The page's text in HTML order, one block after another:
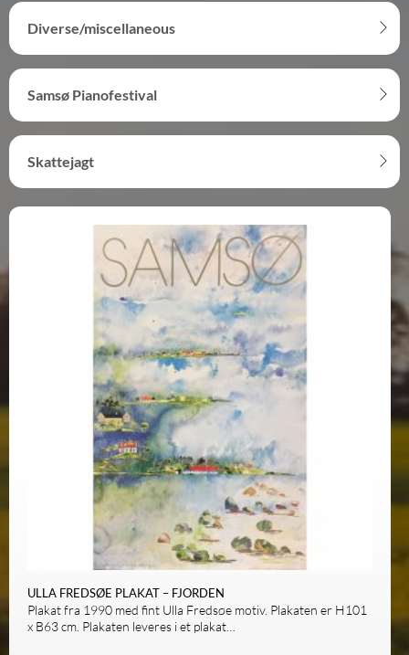
Diverse/miscellaneous
Samsø Pianofestival
Skattejagt
ULLA FREDSØE PLAKAT – FJORDEN
Plakat fra 1990 med fint Ulla Fredsøe motiv. Plakaten er H101
x B63 cm. Plakaten leveres i et plakat…